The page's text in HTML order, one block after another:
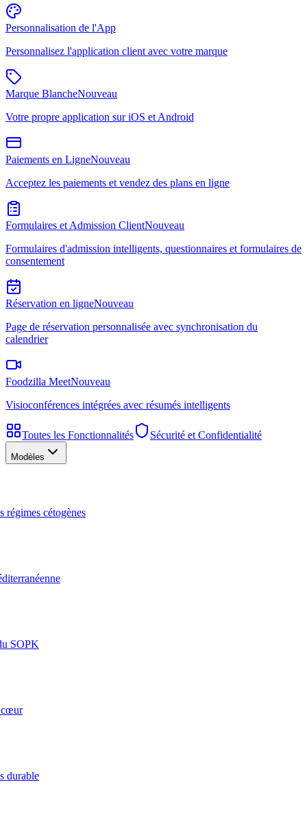
Personnalisation de l'App
Personnalisez l'application client avec votre marque
Marque BlancheNouveau
Votre propre application sur iOS et Android
Paiements en LigneNouveau
Acceptez les paiements et vendez des plans en ligne
Formulaires et Admission ClientNouveau
Formulaires d'admission intelligents, questionnaires et formulaires de
consentement
Réservation en ligneNouveau
Page de réservation personnalisée avec synchronisation du
calendrier
Foodzilla MeetNouveau
Visioconférences intégrées avec résumés intelligents
Toutes les Fonctionnalités Sécurité et Confidentialité
Modèles
régimes cétogènes
SOPK
cœur
durable